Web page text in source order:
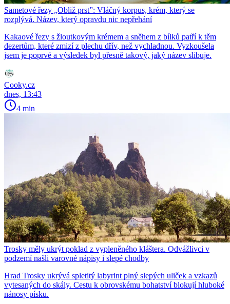
Sametové řezy „Obliž prst”: Vláčný korpus, krém, který se
rozplývá. Název, který opravdu nic nepřehání
Kakaové řezy s žloutkovým krémem a sněhem z bílků patří k těm
dezertům, které zmizí z plechu dřív, než vychladnou. Vyzkoušela
jsem je poprvé a výsledek byl přesně takový, jaký název slibuje.
Cooky.cz
dnes, 13:43
4 min
Trosky měly ukrýt poklad z vypleněného kláštera. Odvážlivci v
podzemí našli varovné nápisy i slepé chodby
Hrad Trosky ukrývá spletitý labyrint plný slepých uliček a vzkazů
vytesaných do skály. Cestu k obrovskému bohatství blokují hluboké
nánosy písku.